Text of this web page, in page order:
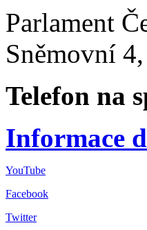
Parlament
Sněmovní
Telefon na
Informace
YouTube
Facebook
Twitter